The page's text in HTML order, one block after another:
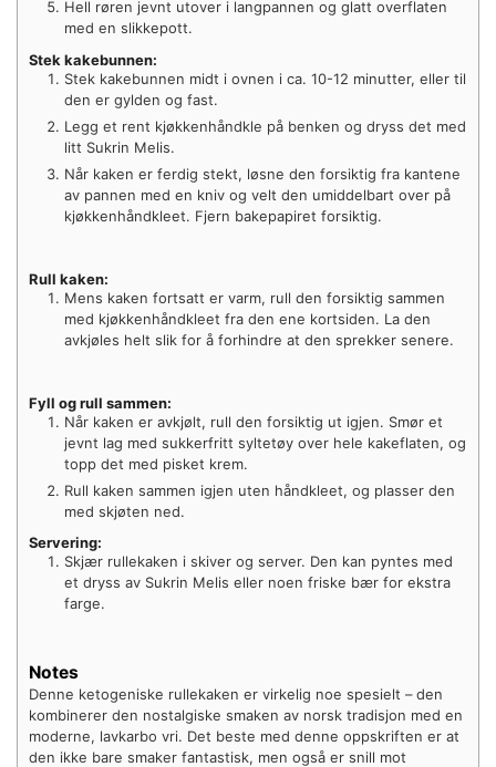
Hell røren jevnt utover i langpannen og glatt overflaten
med en slikkepott.
Stek kakebunnen:
Stek kakebunnen midt i ovnen i ca. 10-12 minutter, eller til
den er gylden og fast.
Legg et rent kjøkkenhåndkle på benken og dryss det med
litt Sukrin Melis.
Når kaken er ferdig stekt, løsne den forsiktig fra kantene
av pannen med en kniv og velt den umiddelbart over på
kjøkkenhåndkleet. Fjern bakepapiret forsiktig.
Rull kaken:
Mens kaken fortsatt er varm, rull den forsiktig sammen
med kjøkkenhåndkleet fra den ene kortsiden. La den
avkjøles helt slik for å forhindre at den sprekker senere.
Fyll og rull sammen:
Når kaken er avkjølt, rull den forsiktig ut igjen. Smør et
jevnt lag med sukkerfritt syltetøy over hele kakeflaten, og
topp det med pisket krem.
Rull kaken sammen igjen uten håndkleet, og plasser den
med skjøten ned.
Servering:
Skjær rullekaken i skiver og server. Den kan pyntes med
et dryss av Sukrin Melis eller noen friske bær for ekstra
farge.
Notes
Denne ketogeniske rullekaken er virkelig noe spesielt – den
kombinerer den nostalgiske smaken av norsk tradisjon med en
moderne, lavkarbo vri. Det beste med denne oppskriften er at
den ikke bare smaker fantastisk, men også er snill mot